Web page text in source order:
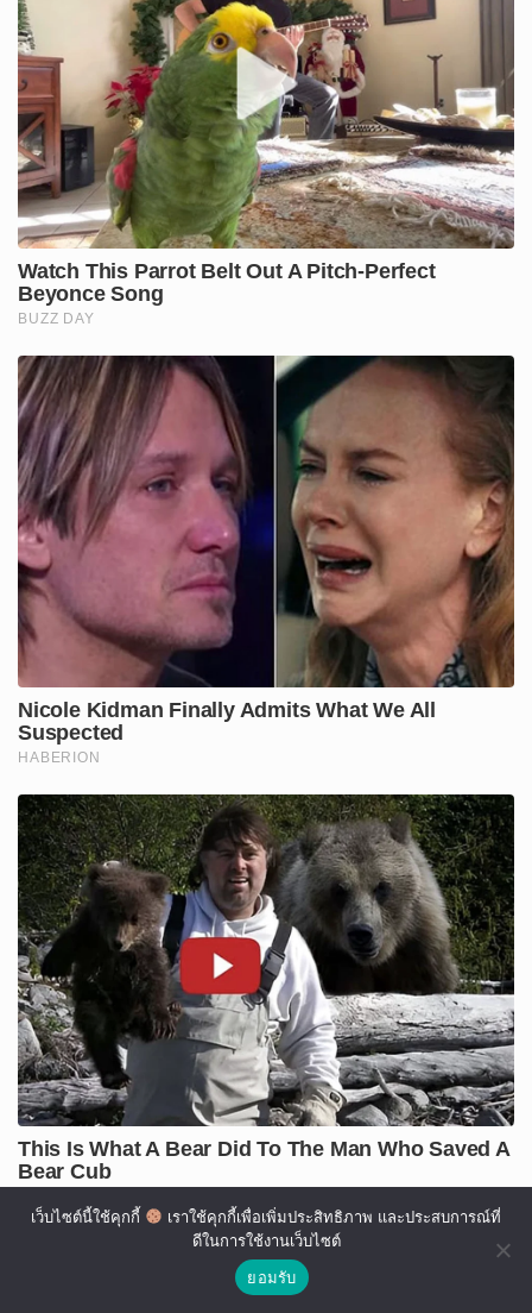
เว็บไซต์นี้ใช้คุกกี้
เราใช้คุกกี้เพื่อเพิ่มประสิทธิภาพ และประสบการณ์ที่
ดีในการใช้งานเว็บไซต์
ยอมรับ